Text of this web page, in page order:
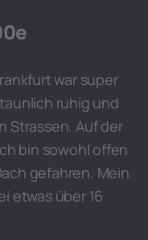
war super
ruhig und
Strassen. Auf der
bin sowohl offen
gefahren. Mein
etwas über 16